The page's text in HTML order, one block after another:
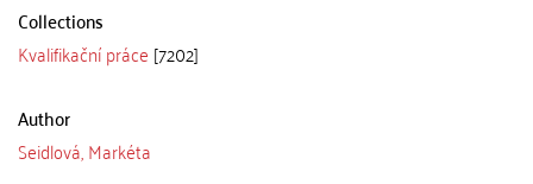
Collections
Kvalifikační práce [7202]
Author
Seidlová, Markéta